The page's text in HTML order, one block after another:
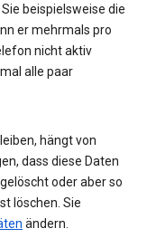
beispielsweise die
er mehrmals pro
nicht aktiv
alle paar
hängt von
dass diese Daten
oder aber so
löschen. Sie
ändern.